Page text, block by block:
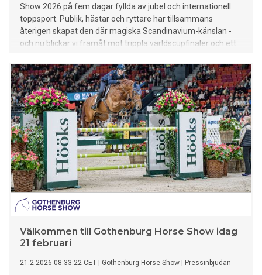
Show 2026 på fem dagar fyllda av jubel och internationell
toppsport. Publik, hästar och ryttare har tillsammans
återigen skapat den där magiska Scandinavium-känslan -
och nu blickar vi framåt mot trippla världscupfinaler och ett
Välkommen till Gothenburg Horse Show idag
21 februari
21.2.2026 08:33:22 CET Gothenburg Horse Show Pressinbjudan